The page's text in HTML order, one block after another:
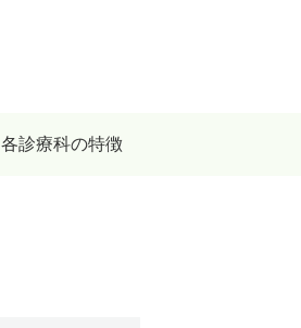
各診療科の特徴